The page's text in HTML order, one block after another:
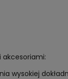
wysokiej